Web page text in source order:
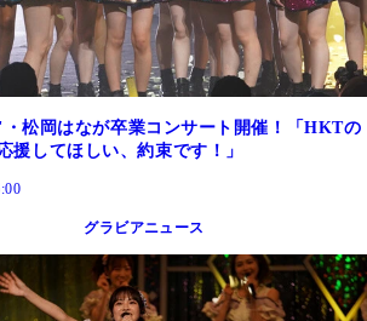
松岡はなが卒業コンサート開催！「HKTの
援してほしい、約束です！」
グラビアニュース